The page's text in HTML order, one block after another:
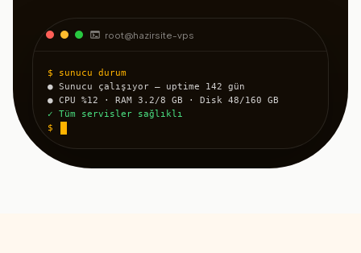
root@hazirsite-vps
$ sunucu durum
● Sunucu çalışıyor — uptime 142 gün
● CPU %12 · RAM 3.2/8 GB · Disk 48/160 GB
✓ Tüm servisler sağlıklı
$